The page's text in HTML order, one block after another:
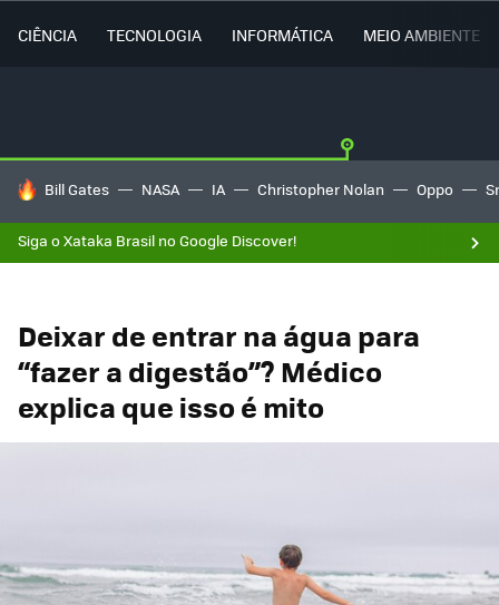
CIÊNCIA TECNOLOGIA INFORMÁTICA MEIO AMBIENTE
TENDÊNCIAS DO DIA
Bill Gates NASA IA Christopher Nolan Oppo
Siga o Xataka Brasil no Google Discover!
Deixar de entrar na água para
“fazer a digestão”? Médico
explica que isso é mito